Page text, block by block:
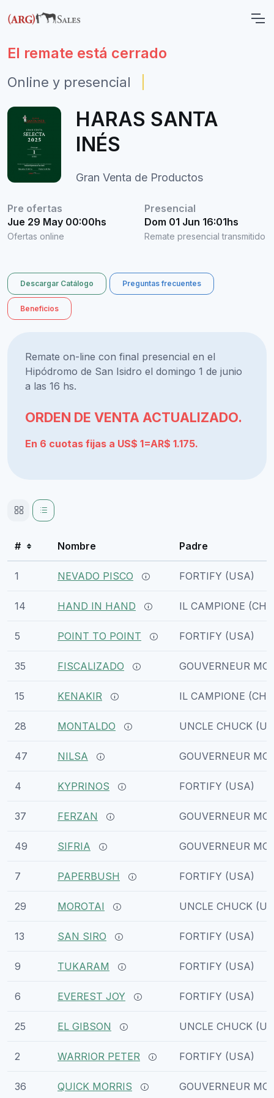
El remate está cerrado
Online y presencial
HARAS SANTA
INÉS
Gran Venta de Productos
Pre ofertas
Jue 29 May 00:00hs
Ofertas online
Presencial
Dom 01 Jun 16:01hs
Remate presencial transmitido
Descargar Catálogo Preguntas frecuentes
Beneficios
Remate on-line con final presencial en el
Hipódromo de San Isidro el domingo 1 de junio
a las 16 hs.
ORDEN DE VENTA ACTUALIZADO.
En 6 cuotas fijas a US$ 1=AR$ 1.175.
# Nombre Padre
1 NEVADO PISCO FORTIFY (USA)
14 HAND IN HAND IL CAMPIONE (CHI)
5 POINT TO POINT FORTIFY (USA)
35 FISCALIZADO GOUVERNEUR
15 KENAKIR IL CAMPIONE (CHI)
28 MONTALDO UNCLE CHUCK
47 NILSA GOUVERNEUR
4 KYPRINOS FORTIFY (USA)
37 FERZAN GOUVERNEUR
49 SIFRIA GOUVERNEUR
7 PAPERBUSH FORTIFY (USA)
29 MOROTAI UNCLE CHUCK
13 SAN SIRO FORTIFY (USA)
9 TUKARAM FORTIFY (USA)
6 EVEREST JOY FORTIFY (USA)
25 EL GIBSON UNCLE CHUCK
2 WARRIOR PETER FORTIFY (USA)
36 QUICK MORRIS GOUVERNEUR